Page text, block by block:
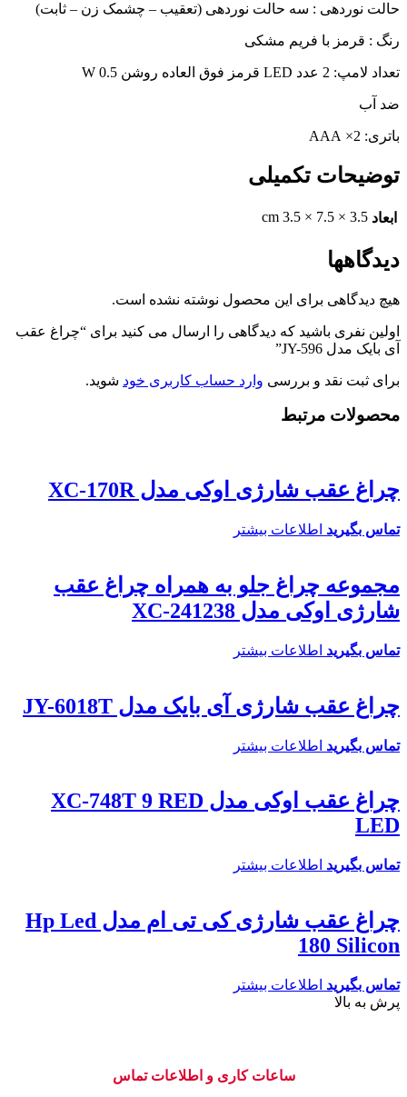
حالت نوردهی : سه حالت نوردهی (تعقیب – چشمک زن – ثابت)
رنگ : قرمز با فریم مشکی
تعداد لامپ: 2 عدد LED قرمز فوق العاده روشن 0.5 W
ضد آب
باتری: 2× AAA
توضیحات تکمیلی
ابعاد 3.5 × 7.5 × 3.5 cm
دیدگاهها
هیچ دیدگاهی برای این محصول نوشته نشده است.
اولین نفری باشید که دیدگاهی را ارسال می کنید برای “چراغ عقب
آی بایک مدل JY-596”
برای ثبت نقد و بررسی وارد حساب کاربری خود شوید.
محصولات مرتبط
چراغ عقب شارژی اوکی مدل XC-170R
تماس بگیرید اطلاعات بیشتر
مجموعه چراغ جلو به همراه چراغ عقب
شارژی اوکی مدل XC-241238
تماس بگیرید اطلاعات بیشتر
چراغ عقب شارژی آی بایک مدل JY-6018T
تماس بگیرید اطلاعات بیشتر
چراغ عقب اوکی مدل XC-748T 9 RED
LED
تماس بگیرید اطلاعات بیشتر
چراغ عقب شارژی کی تی ام مدل Hp Led
180 Silicon
تماس بگیرید اطلاعات بیشتر
پرش به بالا
ساعات کاری و اطلاعات تماس